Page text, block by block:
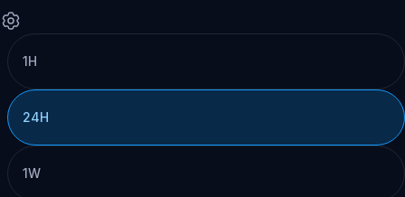
1H
24H
1W